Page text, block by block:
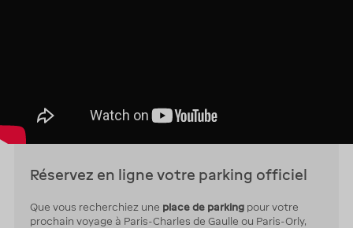
Réservez en ligne votre parking officiel
Que vous recherchiez une place de parkingpour votre
prochain voyage à Paris-Charles de Gaulle ou Paris-Orly,